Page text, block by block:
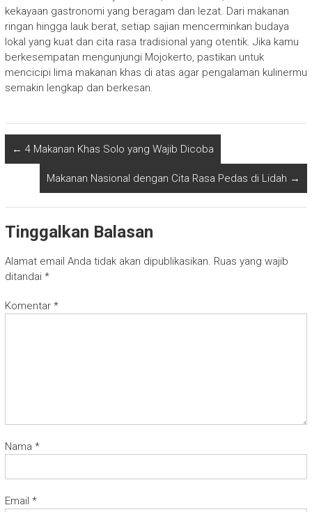
kekayaan gastronomi yang beragam dan lezat. Dari makanan
ringan hingga lauk berat, setiap sajian mencerminkan budaya
lokal yang kuat dan cita rasa tradisional yang otentik. Jika kamu
berkesempatan mengunjungi Mojokerto, pastikan untuk
mencicipi lima makanan khas di atas agar pengalaman kulinermu
semakin lengkap dan berkesan.
← 4 Makanan Khas Solo yang Wajib Dicoba
Makanan Nasional dengan Cita Rasa Pedas di Lidah →
Tinggalkan Balasan
Alamat email Anda tidak akan dipublikasikan. Ruas yang wajib
ditandai *
Komentar *
Nama *
Email *